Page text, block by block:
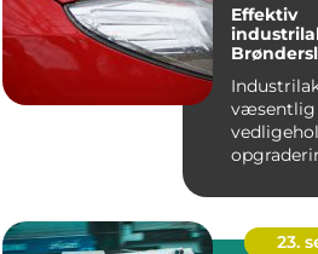
Effektiv
væsentlig
23.